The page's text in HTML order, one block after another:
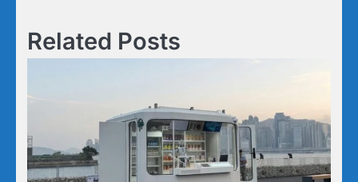
Related Posts